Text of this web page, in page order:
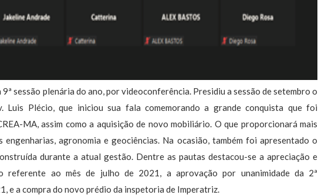
sessão plenária do ano, por videoconferência. Presidiu a sessão de setembro o
Luis Plécio, que iniciou sua fala comemorando a grande conquista que foi
MA, assim como a aquisição de novo mobiliário. O que proporcionarámais
engenharias, agronomia e geociências. Na ocasião, também foi apresentado o
durante a atual gestão. Dentre as pautas destacou-se a apreciação e
referente ao mês de julho de 2021, a aprovação por unanimidadeda 2ª
e a compra do novo prédio da inspetoria de Imperatriz.